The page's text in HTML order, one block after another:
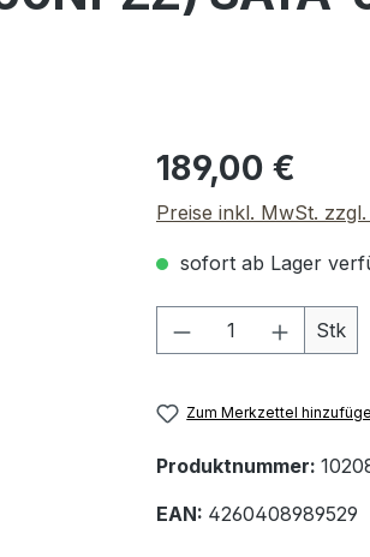
Regulärer Preis:
189,00 €
Preise inkl. MwSt.
sofort ab Lager
Produkt Stk
Zum Merkzettel
Produktnummer:
EAN: 4260408989529